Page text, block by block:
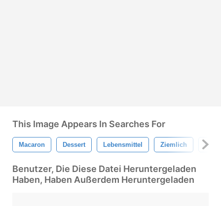
This Image Appears In Searches For
Macaron Dessert Lebensmittel Ziemlich Girly
Benutzer, Die Diese Datei Heruntergeladen
Haben, Haben Außerdem Heruntergeladen